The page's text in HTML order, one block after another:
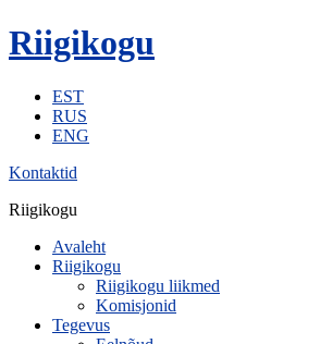
Riigikogu
EST
RUS
ENG
Kontaktid
Riigikogu
Avaleht
Riigikogu
Riigikogu liikmed
Komisjonid
Tegevus